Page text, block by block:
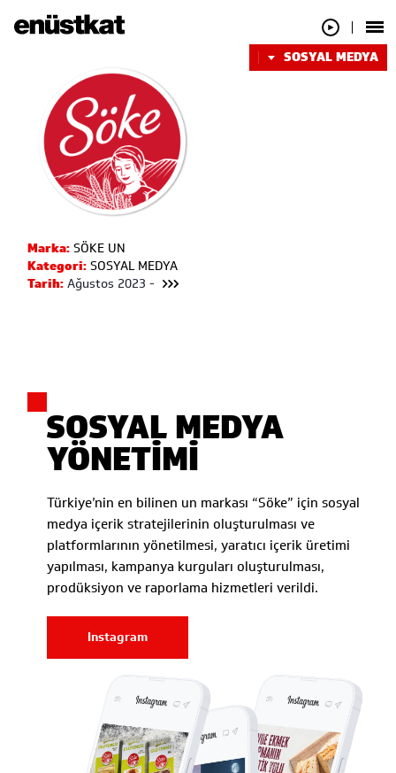
SOSYAL MEDYA
Marka:SÖKE UN
Kategori:SOSYAL MEDYA
Tarih:Ağustos 2023 -
SOSYAL MEDYA
YÖNETİMİ
Türkiye’nin en bilinen un markası “Söke” için sosyal
medya içerik stratejilerinin oluşturulması ve
platformlarının yönetilmesi, yaratıcı içerik üretimi
yapılması, kampanya kurguları oluşturulması,
prodüksiyon ve raporlama hizmetleri verildi.
Instagram